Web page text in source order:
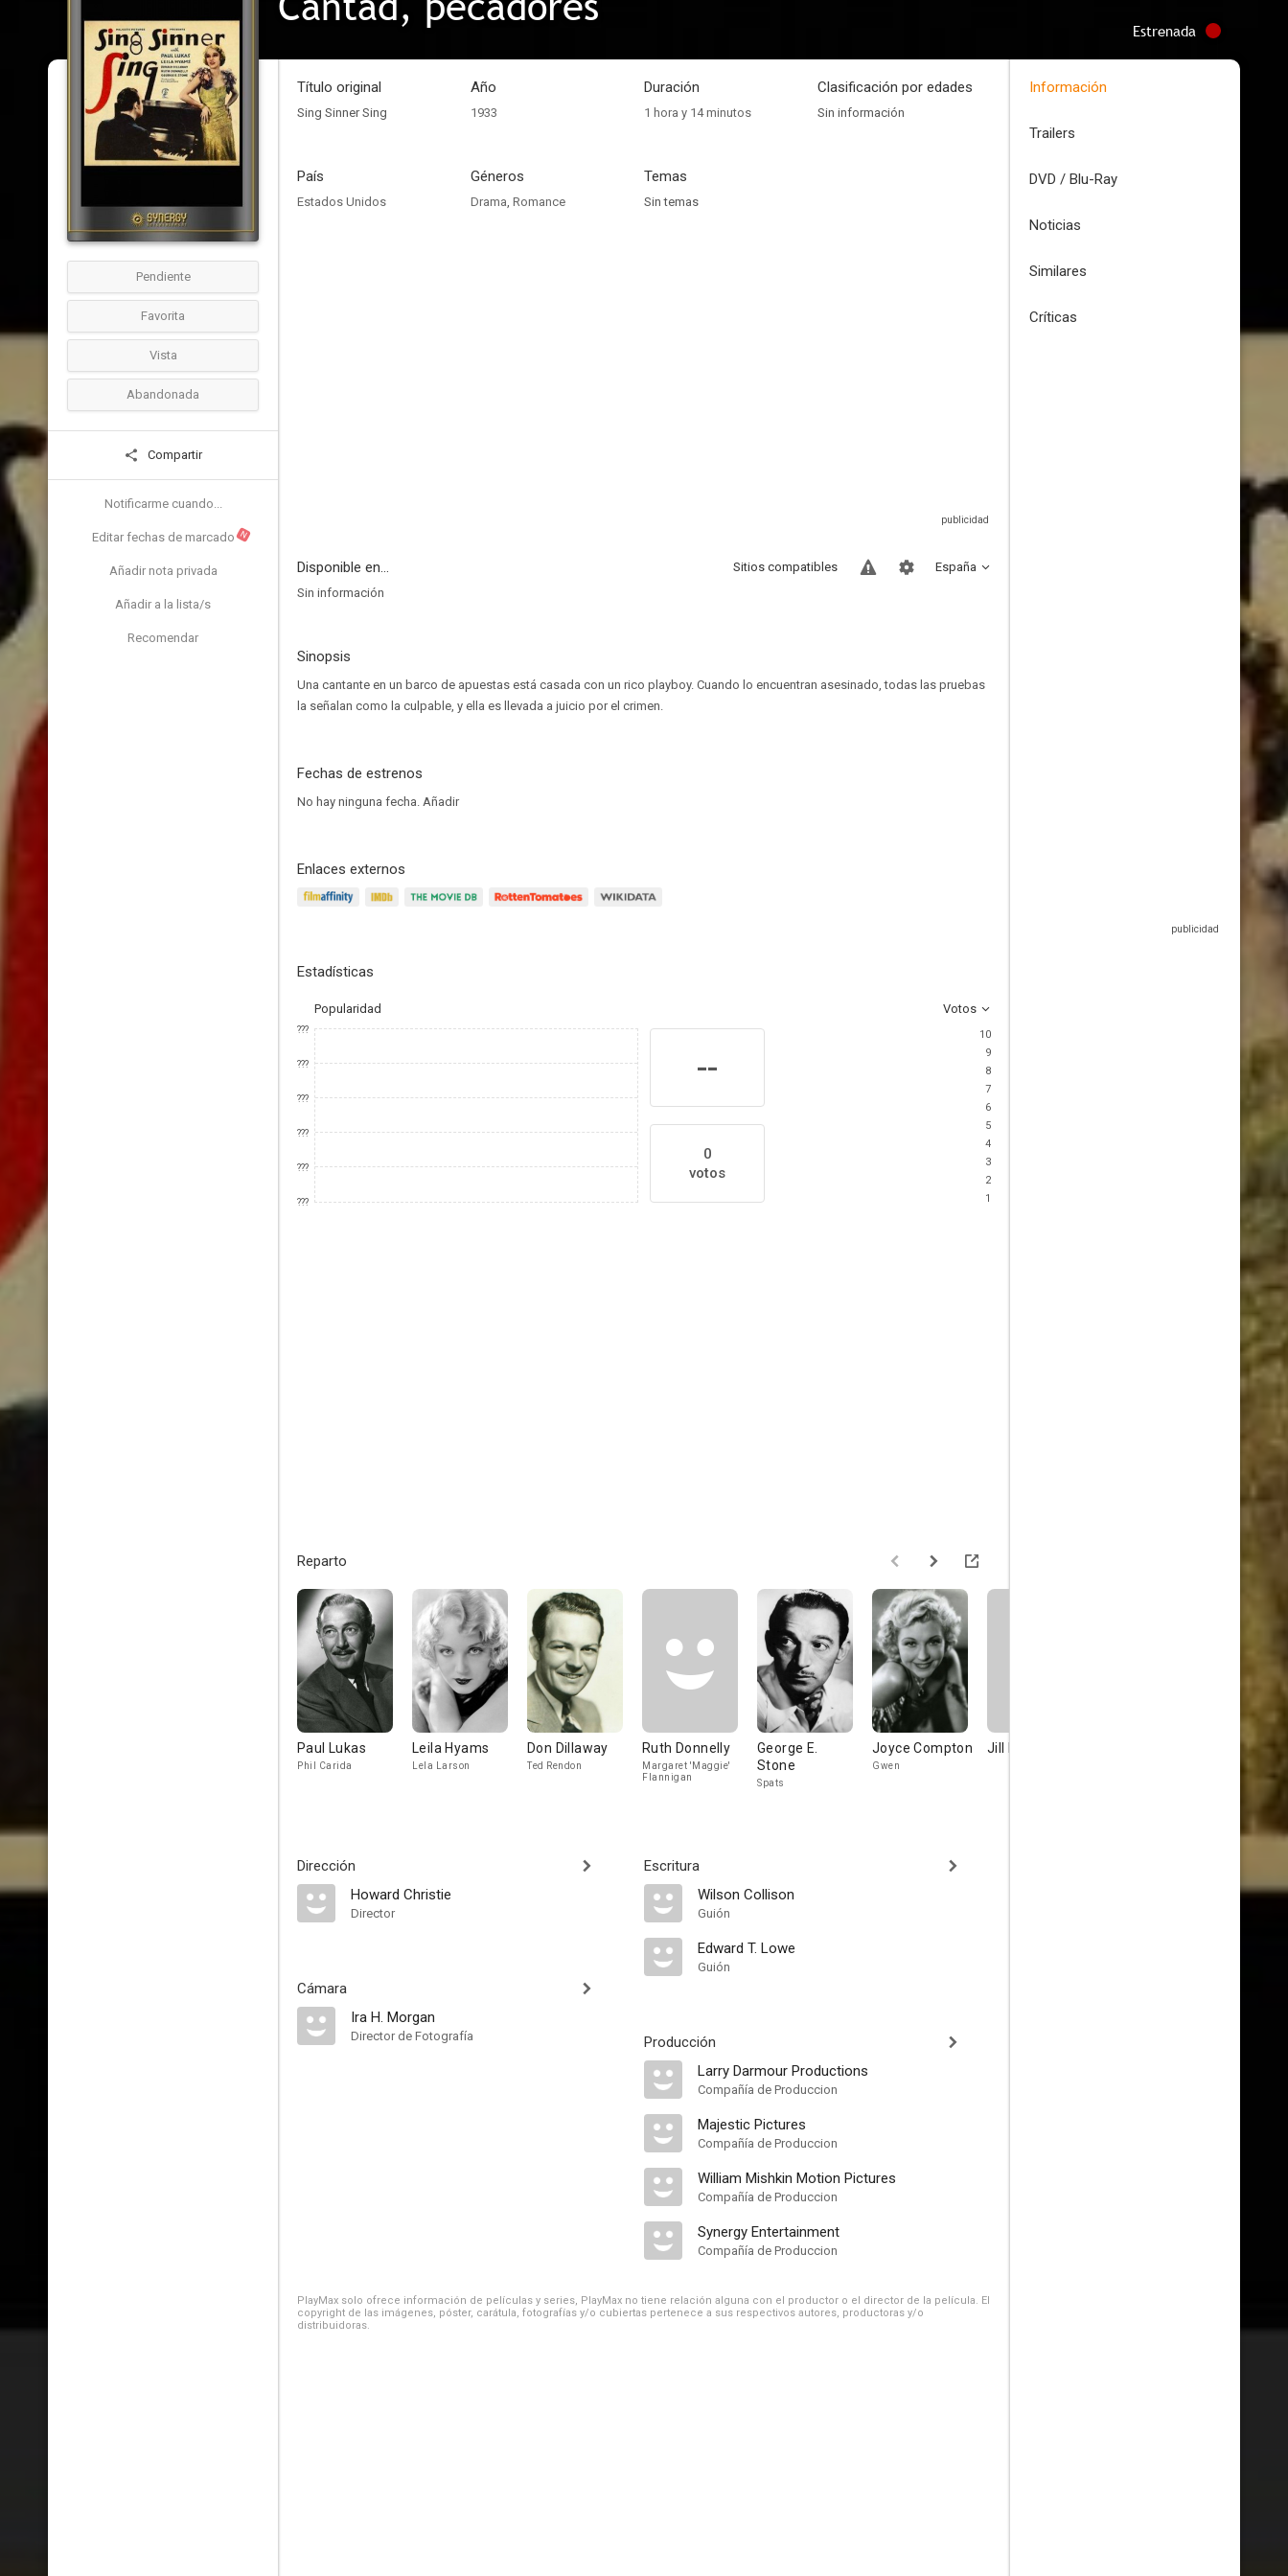
Estrenada
Pendiente
Favorita
Vista
Abandonada
Compartir
Notificarme cuando...
Editar fechas de marcado N
Añadir nota privada
Añadir a la lista/s
Recomendar
Título original
Sing Sinner Sing
Año
1933
Duración
1 hora y 14 minutos
Clasificación por edades
Sin información
País
Estados Unidos
Géneros
Drama, Romance
Temas
Sin temas
Disponible en... España
Sitios compatibles
Sin información
Sinopsis
Una cantante en un barco de apuestas está casada con un rico playboy. Cuando lo encuentran asesinado, todas las pruebas
la señalan como la culpable, y ella es llevada a juicio por el crimen.
Fechas de estrenos
No hay ninguna fecha. Añadir
Enlaces externos
Estadísticas
Popularidad Votos
???
???
???
???
???
???
--
0
votos
10
9
8
7
6
5
4
3
2
1
Reparto
Paul Lukas
Phil Carida
Leila Hyams
Lela Larson
Don Dillaway
Ted Rendon
Ruth Donnelly
Margaret 'Maggie'
Flannigan
George E.
Stone
Spats
Joyce Compton
Gwen
Jill Dennett Walter
Dirección
Howard Christie
Director
Cámara
Ira H. Morgan
Director de Fotografía
Escritura
Wilson Collison
Guión
Edward T. Lowe
Guión
Producción
Larry Darmour Productions
Compañía de Produccion
Majestic Pictures
Compañía de Produccion
William Mishkin Motion Pictures
Compañía de Produccion
Synergy Entertainment
Compañía de Produccion
PlayMax solo ofrece información de películas y series, PlayMax no tiene relación alguna con el productor o el director de la película. El
copyright de las imágenes, póster, carátula, fotografías y/o cubiertas pertenece a sus respectivos autores, productoras y/o
distribuidoras.
Información
Trailers
DVD / Blu-Ray
Noticias
Similares
Críticas